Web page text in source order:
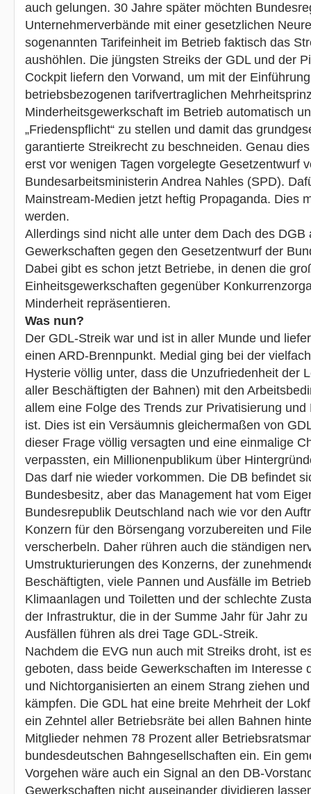
auch gelungen. 30 Jahre später möchten
Unternehmerverbände mit einer gesetzlichen
sogenannten Tarifeinheit im Betrieb faktisch das
aushöhlen. Die jüngsten Streiks der GDL und der
Cockpit liefern den Vorwand, um mit der
betriebsbezogenen tarifvertraglichen
Minderheitsgewerkschaft im Betrieb automatisch
„Friedenspflicht“ zu stellen und damit das
garantierte Streikrecht zu beschneiden. Genau
erst vor wenigen Tagen vorgelegte Gesetzentwurf
Bundesarbeitsministerin Andrea Nahles (SPD).
Mainstream-Medien jetzt heftig Propaganda. Dies
werden.
Allerdings sind nicht alle unter dem Dach des DGB
Gewerkschaften gegen den Gesetzentwurf der
Dabei gibt es schon jetzt Betriebe, in denen die
Einheitsgewerkschaften gegenüber
Minderheit repräsentieren.
Was nun?
Der GDL-Streik war und ist in aller Munde und
einen ARD-Brennpunkt. Medial ging bei der
Hysterie völlig unter, dass die Unzufriedenheit der
aller Beschäftigten der Bahnen) mit den
allem eine Folge des Trends zur Privatisierung und
ist. Dies ist ein Versäumnis gleichermaßen von
dieser Frage völlig versagten und eine einmalige
verpassten, ein Millionenpublikum über
Das darf nie wieder vorkommen. Die DB befindet
Bundesbesitz, aber das Management hat vom
Bundesrepublik Deutschland nach wie vor den
Konzern für den Börsengang vorzubereiten und
verscherbeln. Daher rühren auch die ständigen
Umstrukturierungen des Konzerns, der
Beschäftigten, viele Pannen und Ausfälle im
Klimaanlagen und Toiletten und der schlechte
der Infrastruktur, die in der Summe Jahr für Jahr
Ausfällen führen als drei Tage GDL-Streik.
Nachdem die EVG nun auch mit Streiks droht, ist
geboten, dass beide Gewerkschaften im Interesse
und Nichtorganisierten an einem Strang ziehen
kämpfen. Die GDL hat eine breite Mehrheit der
ein Zehntel aller Betriebsräte bei allen Bahnen
Mitglieder nehmen 78 Prozent aller
bundesdeutschen Bahngesellschaften ein. Ein
Vorgehen wäre auch ein Signal an den DB-
Gewerkschaften nicht auseinander dividieren